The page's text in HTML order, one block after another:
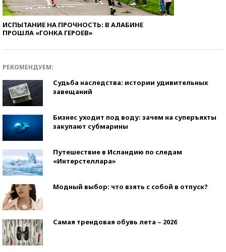
ИСПЫТАНИЕ НА ПРОЧНОСТЬ: В АЛАБИНЕ
ПРОШЛА «ГОНКА ГЕРОЕВ»
РЕКОМЕНДУЕМ:
Судьба наследства: истории удивительных
завещаний
Бизнес уходит под воду: зачем на суперъяхты
закупают субмарины
Путешествие в Исландию по следам
«Интерстеллара»
Модный выбор: что взять с собой в отпуск?
Самая трендовая обувь лета – 2026